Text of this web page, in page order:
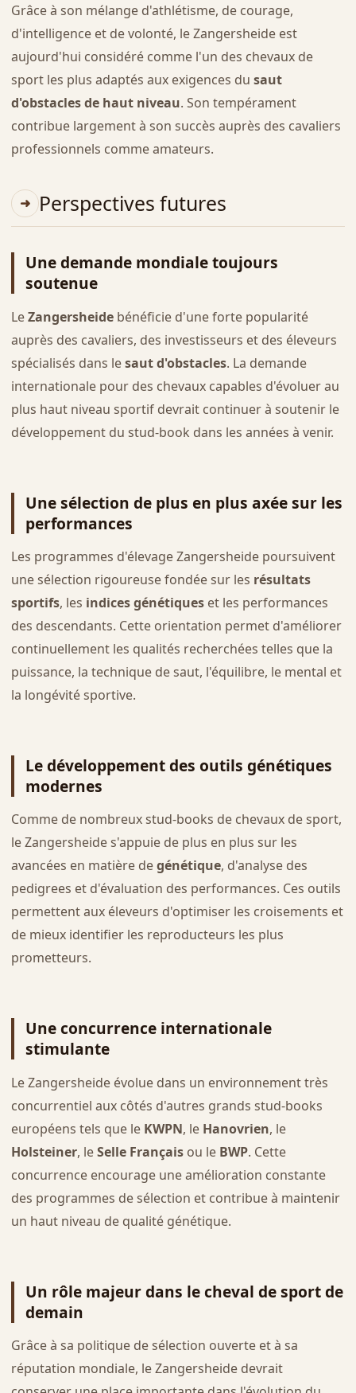
Grâce à son mélange d'athlétisme, de courage,
d'intelligence et de volonté, le Zangersheide est
aujourd'hui considéré comme l'un des chevaux de
sport les plus adaptés aux exigences du saut
d'obstacles de haut niveau. Son tempérament
contribue largement à son succès auprès des cavaliers
professionnels comme amateurs.
Perspectives futures
Une demande mondiale toujours
soutenue
LeZangersheidebénéficie d'une forte popularité
auprès des cavaliers, des investisseurs et des éleveurs
spécialisés dans lesaut d'obstacles. La demande
internationale pour des chevaux capables d'évoluer au
plus haut niveau sportif devrait continuer à soutenir le
développement du stud-book dans les années à venir.
Une sélection de plus en plus axée sur les
performances
Les programmes d'élevage Zangersheide poursuivent
une sélection rigoureuse fondée sur les résultats
sportifs, les indices génétiqueset les performances
des descendants. Cette orientation permet d'améliorer
continuellement les qualités recherchées telles que la
puissance, la technique de saut, l'équilibre, le mental et
la longévité sportive.
Le développement des outils génétiques
modernes
Comme de nombreux stud-books de chevaux de sport,
le Zangersheide s'appuie de plus en plus sur les
avancées en matière degénétique, d'analyse des
pedigrees et d'évaluation des performances. Ces outils
permettent aux éleveurs d'optimiser les croisements et
de mieux identifier les reproducteurs les plus
prometteurs.
Une concurrence internationale
stimulante
Le Zangersheide évolue dans un environnement très
concurrentiel aux côtés d'autres grands stud-books
européens tels que le KWPN, le Hanovrien, le
Holsteiner, leSelle Françaisou le BWP. Cette
concurrence encourage une amélioration constante
des programmes de sélection et contribue à maintenir
un haut niveau de qualité génétique.
Un rôle majeur dans le cheval de sport de
demain
Grâce à sa politique de sélection ouverte et à sa
réputation mondiale, le Zangersheide devrait